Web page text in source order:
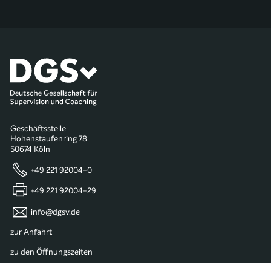
Geschäftsstelle
Hohenstaufenring 78
50674 Köln
+49 221 92004-0
+49 221 92004-29
info@dgsv.de
zur Anfahrt
zu den Öffnungszeiten